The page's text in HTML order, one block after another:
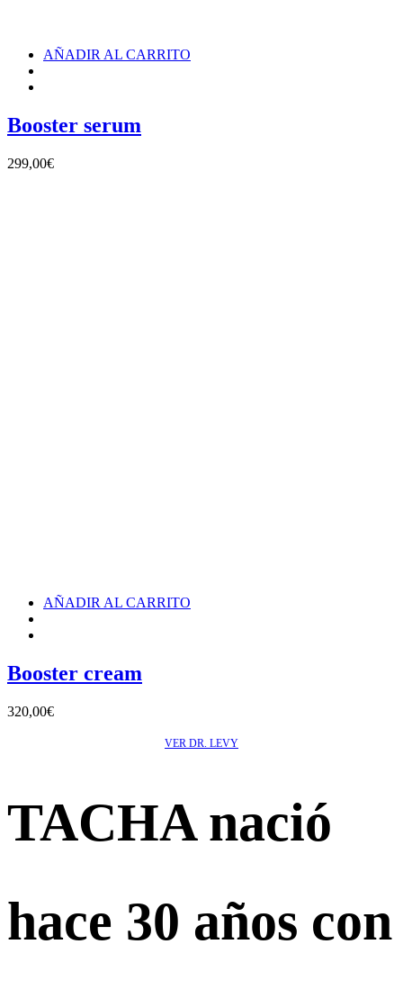
AÑADIR AL CARRITO
Booster serum
299,00€
AÑADIR AL CARRITO
Booster cream
320,00€
VER DR. LEVY
TACHA nació
hace 30 años con